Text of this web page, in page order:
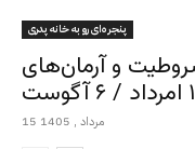
پنجره‌ای رو به خانه پدری
و آرمان‌های
15 مرداد , 1405